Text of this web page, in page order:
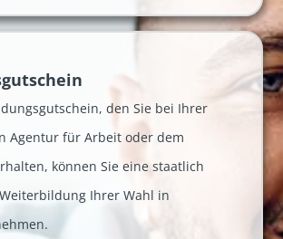
den Sie bei Ihrer
Agentur für Arbeit oder dem
können Sie eine staatlich
Ihrer Wahl in